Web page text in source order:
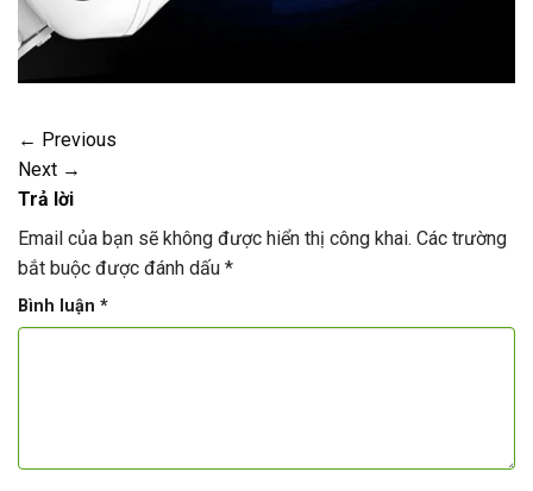
← Previous
Next →
Trả lời
Email của bạn sẽ không được hiển thị công khai. Các trường
bắt buộc được đánh dấu *
Bình luận *